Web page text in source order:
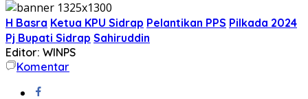
H Basra Ketua KPU Sidrap Pelantikan PPS Pilkada 2024
Pj Bupati Sidrap Sahiruddin
Editor: WINPS
Komentar